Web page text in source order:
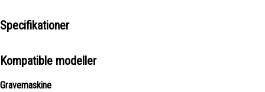
Specifikationer
Kompatible modeller
Gravemaskine